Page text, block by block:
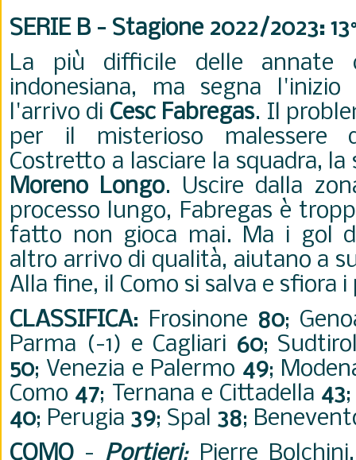
SERIE B - Stagione 2022/2023:
La più difficile delle annate
indonesiana, ma segna
l'arrivo di Cesc Fabregas. Il
per il misterioso malessere
Costretto a lasciare la squadra,
Moreno Longo. Uscire dalla
processo lungo, Fabregas è
fatto non gioca mai. Ma i gol
altro arrivo di qualità, aiutano a
Alla fine, il Como si salva e sfiora
CLASSIFICA: Frosinone 80;
Parma (-1) e Cagliari 60;
50; Venezia e Palermo 49;
Como 47; Ternana e Cittadella 43
40; Perugia 39; Spal 38;
COMO - Portieri:Pierre